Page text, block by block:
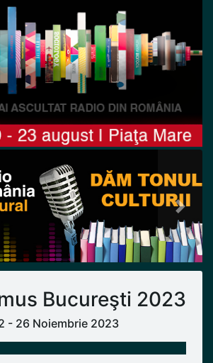
Next
Bucureşti 2023
- 26 Noiembrie 2023